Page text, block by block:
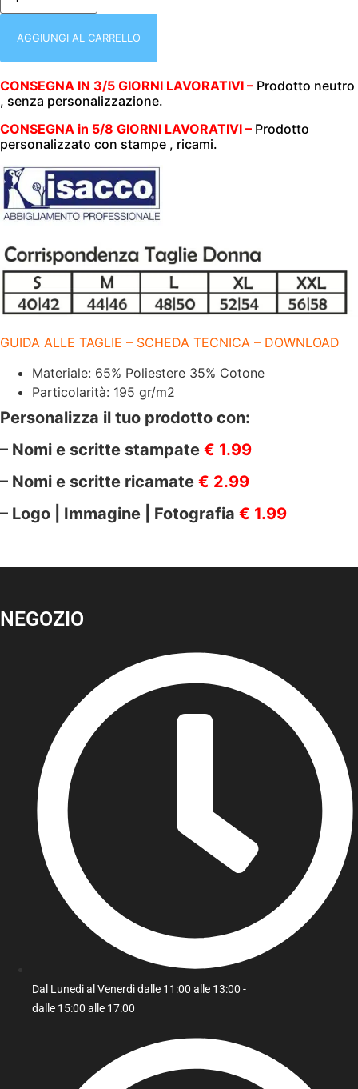
BOTTONI
PRESSIONE
NERO
195
GR/M2
ISACCO
|
057541
quantità
AGGIUNGI AL CARRELLO
CONSEGNA IN 3/5 GIORNI LAVORATIVI – Prodotto neutro
, senza personalizzazione.
CONSEGNA in 5/8 GIORNI LAVORATIVI – Prodotto
personalizzato con stampe , ricami.
GUIDA ALLE TAGLIE – SCHEDA TECNICA – DOWNLOAD
Materiale: 65% Poliestere 35% Cotone
Particolarità: 195 gr/m2
Personalizza il tuo prodotto con:
– Nomi e scritte stampate € 1.99
– Nomi e scritte ricamate € 2.99
– Logo | Immagine | Fotografia € 1.99
NEGOZIO
Dal Lunedi al Venerdì dalle 11:00 alle 13:00 -
dalle 15:00 alle 17:00